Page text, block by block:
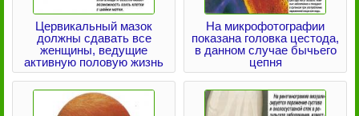
Цервикальный мазок
должны сдавать все
женщины, ведущие
активную половую жизнь
На микрофотографии
показана головка цестода,
в данном случае бычьего
цепня